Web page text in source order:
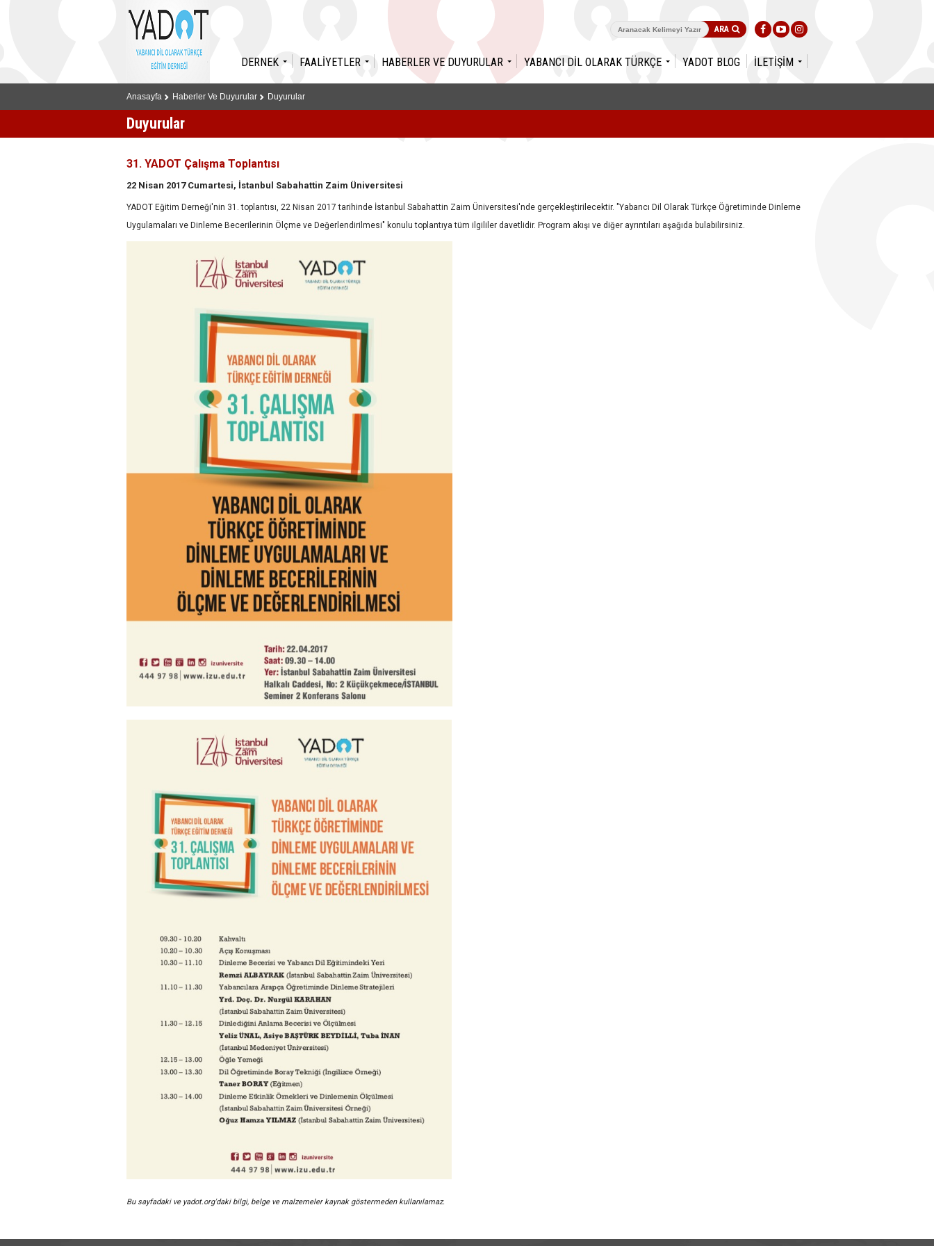
DERNEK FAALİYETLER HABERLER VE DUYURULAR YABANCI DİL OLARAK TÜRKÇE YADOT BLOG İLETİŞİM
Duyurular
Haberler Ve Duyurular
Anasayfa
Duyurular
31. YADOT Çalışma Toplantısı
22 Nisan 2017 Cumartesi, İstanbul Sabahattin Zaim Üniversitesi
YADOT Eğitim Derneği'nin 31. toplantısı, 22 Nisan 2017 tarihinde İstanbul Sabahattin Zaim Üniversitesi'nde gerçekleştirilecektir. "Yabancı Dil Olarak Türkçe Öğretiminde Dinleme
Uygulamaları ve Dinleme Becerilerinin Ölçme ve Değerlendirilmesi" konulu toplantıya tüm ilgililer davetlidir. Program akışı ve diğer ayrıntıları aşağıda bulabilirsiniz.
Bu sayfadaki ve yadot.org'daki bilgi, belge ve malzemeler kaynak göstermeden kullanılamaz.